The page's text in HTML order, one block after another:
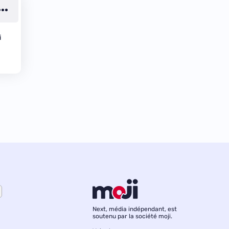
Next, média indépendant, est
soutenu par la société moji.